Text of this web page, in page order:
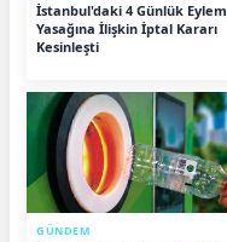
İstanbul'daki 4 Günlük Eylem
Yasağına İlişkin İptal Kararı
Kesinleşti
GÜNDEM